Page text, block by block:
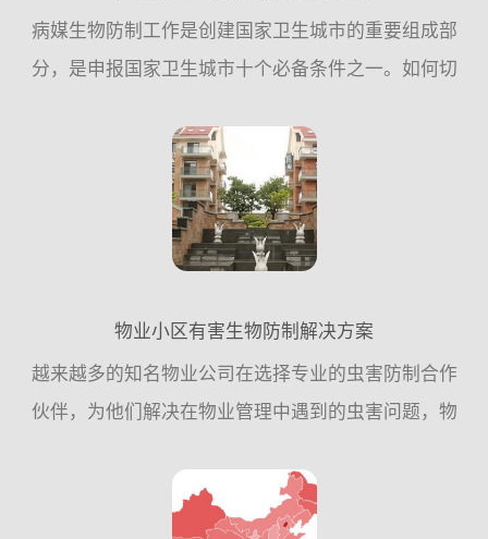
病媒生物防制工作是创建国家卫生城市的重要组成部
分，是申报国家卫生城市十个必备条件之一。如何切
到国家卫生城市标准，具体工作参考指引：一、指导
思想 ：...
物业小区有害生物防制解决方案
越来越多的知名物业公司在选择专业的虫害防制合作
伙伴，为他们解决在物业管理中遇到的虫害问题，物
害防制企业的专业工作，这项投入为他们提高了工作
效率，节约了成本...